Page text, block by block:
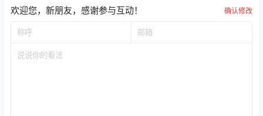
欢迎您，新朋友，感谢参与互动！ 确认修改